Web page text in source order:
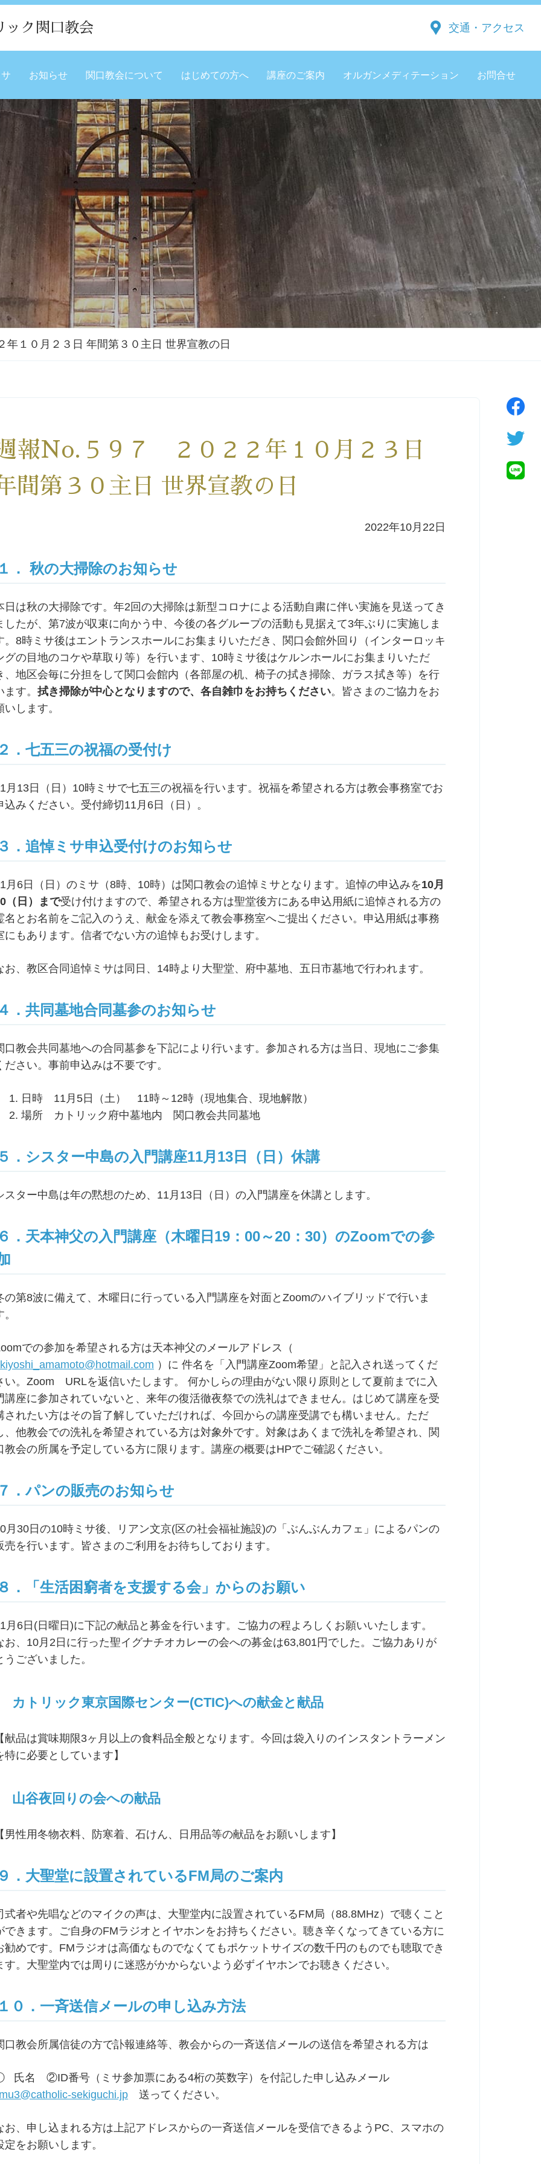
ック関口教会 交通・アクセス
お知らせ 関口教会について はじめての方へ 講座のご案内 オルガンメディテーション お問合せ
１０月２３日 年間第３０主日 世界宣教の日
報No.５９７ ２０２２年１０月２３日
間第３０主日 世界宣教の日
2022年10月22日
． 秋の大掃除のお知らせ
日は秋の大掃除です。年2回の大掃除は新型コロナによる活動自粛に伴い実施を見送ってき
したが、第7波が収束に向かう中、今後の各グループの活動も見据えて3年ぶりに実施しま
。8時ミサ後はエントランスホールにお集まりいただき、関口会館外回り（インターロッキ
グの目地のコケや草取り等）を行います、10時ミサ後はケルンホールにお集まりいただ
、地区会毎に分担をして関口会館内（各部屋の机、椅子の拭き掃除、ガラス拭き等）を行
ます。 拭き掃除が中心となりますので、各自雑巾をお持ちください。皆さまのご協力をお
いします。
．七五三の祝福の受付け
月13日（日）10時ミサで七五三の祝福を行います。祝福を希望される方は教会事務室でお
込みください。受付締切11月6日（日）。
．追悼ミサ申込受付けのお知らせ
月6日（日）のミサ（8時、10時）は関口教会の追悼ミサとなります。追悼の申込みを10月
（日）まで受け付けますので、希望される方は聖堂後方にある申込用紙に追悼される方の
名とお名前をご記入のうえ、献金を添えて教会事務室へご提出ください。申込用紙は事務
にもあります。信者でない方の追悼もお受けします。
お、教区合同追悼ミサは同日、14時より大聖堂、府中墓地、五日市墓地で行われます。
．共同墓地合同墓参のお知らせ
口教会共同墓地への合同墓参を下記により行います。参加される方は当日、現地にご参集
ださい。事前申込みは不要です。
日時 11月5日（土） 11時～12時（現地集合、現地解散）
場所 カトリック府中墓地内 関口教会共同墓地
．シスター中島の入門講座11月13日（日）休講
スター中島は年の黙想のため、11月13日（日）の入門講座を休講とします。
．天本神父の入門講座（木曜日19：00～20：30）のZoomでの参
の第8波に備えて、木曜日に行っている入門講座を対面とZoomのハイブリッドで行いま
での参加を希望される方は天本神父のメールアドレス（
）に 件名を「入門講座Zoom希望」と記入され送ってくだ
い。Zoom URLを返信いたします。 何かしらの理由がない限り原則として夏前までに入
講座に参加されていないと、来年の復活徹夜祭での洗礼はできません。はじめて講座を受
されたい方はその旨了解していただければ、今回からの講座受講でも構いません。ただ
、他教会での洗礼を希望されている方は対象外です。対象はあくまで洗礼を希望され、関
教会の所属を予定している方に限ります。講座の概要はHPでご確認ください。
．パンの販売のお知らせ
月30日の10時ミサ後、リアン文京(区の社会福祉施設)の「ぶんぶんカフェ」によるパンの
売を行います。皆さまのご利用をお待ちしております。
．「生活困窮者を支援する会」からのお願い
月6日(日曜日)に下記の献品と募金を行います。ご協力の程よろしくお願いいたします。
お、10月2日に行った聖イグナチオカレーの会への募金は63,801円でした。ご協力ありが
うございました。
カトリック東京国際センター(CTIC)への献金と献品
献品は賞味期限3ヶ月以上の食料品全般となります。今回は袋入りのインスタントラーメン
特に必要としています】
山谷夜回りの会への献品
男性用冬物衣料、防寒着、石けん、日用品等の献品をお願いします】
．大聖堂に設置されているFM局のご案内
式者や先唱などのマイクの声は、大聖堂内に設置されているFM局（88.8MHz）で聴くこと
できます。ご自身のFMラジオとイヤホンをお持ちください。聴き辛くなってきている方に
勧めです。FMラジオは高価なものでなくてもポケットサイズの数千円のものでも聴取でき
す。大聖堂内では周りに迷惑がかからないよう必ずイヤホンでお聴きください。
０．一斉送信メールの申し込み方法
口教会所属信徒の方で訃報連絡等、教会からの一斉送信メールの送信を希望される方は
氏名 ②ID番号（ミサ参加票にある4桁の英数字）を付記した申し込みメール
sekiguchi.jp 送ってください。
お、申し込まれる方は上記アドレスからの一斉送信メールを受信できるようPC、スマホの
定をお願いします。